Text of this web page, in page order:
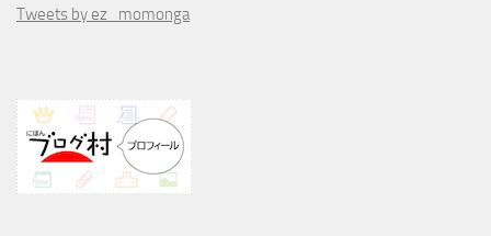
Tweets by ez_momonga